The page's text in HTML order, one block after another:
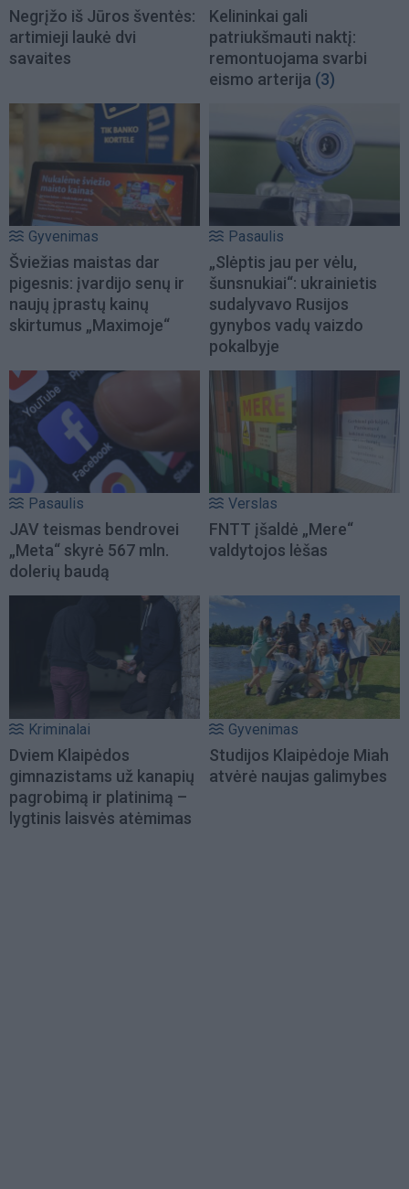
Negrįžo iš Jūros šventės:
artimieji laukė dvi
savaites
Kelininkai gali
patriukšmauti naktį:
remontuojama svarbi
eismo arterija (3)
Gyvenimas
Šviežias maistas dar
pigesnis: įvardijo senų ir
naujų įprastų kainų
skirtumus „Maximoje“
Pasaulis
„Slėptis jau per vėlu,
šunsnukiai“: ukrainietis
sudalyvavo Rusijos
gynybos vadų vaizdo
pokalbyje
Pasaulis
JAV teismas bendrovei
„Meta“ skyrė 567 mln.
dolerių baudą
Verslas
FNTT įšaldė „Mere“
valdytojos lėšas
Kriminalai
Dviem Klaipėdos
gimnazistams už kanapių
pagrobimą ir platinimą –
lygtinis laisvės atėmimas
Gyvenimas
Studijos Klaipėdoje Miah
atvėrė naujas galimybes